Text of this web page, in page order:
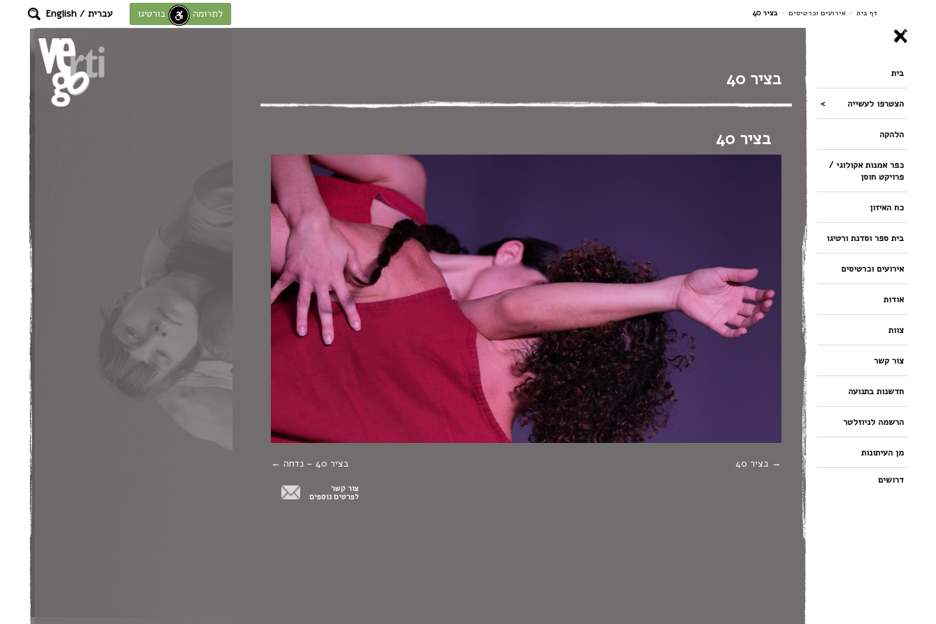
דף בית > אירועים וכרטיסים > בציר 40 לתרומה לחוסן בורטיגו עברית /
English
בית
הצטרפו לעשייה
הלהקה
כפר אמנות אקולוגי /
פרויקט חוסן
כח האיזון
בית ספר וסדנת ורטיגו
אירועים וכרטיסים
אודות
צוות
צור קשר
חדשנות בתנועה
הרשמה לניוזלטר
מן העיתונות
דרושים
בציר 40
בציר 40
בציר 40 בציר 40 – נדחה
צור קשר
לפרטים נוספים